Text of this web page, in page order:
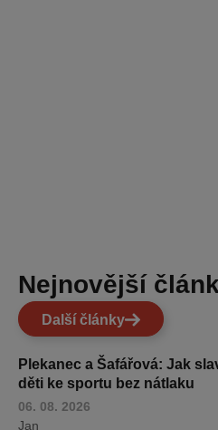
Nejnovější
Další články
Plekanec a Šafářová: Jak
děti ke sportu bez nátlaku
06. 08. 2026
Jan